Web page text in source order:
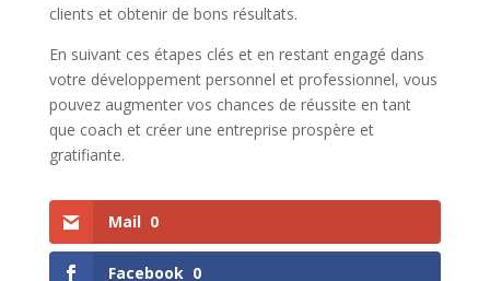
clients et obtenir de bons résultats.
En suivant ces étapes clés et en restant engagé dans
votre développement personnel et professionnel, vous
pouvez augmenter vos chances de réussite en tant
que coach et créer une entreprise prospère et
gratifiante.
Mail 0
Facebook 0